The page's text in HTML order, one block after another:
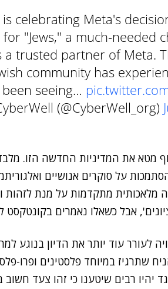
is celebrating Meta's
"Jews," a much-needed
trusted partner of Meta.
community has
seeing…
מטא את המדיניות החדשה הזו.
על סוקרים אנושיים
מלאכותית מתקדמות על מנת לזהות
אבל כשאלו נאמרים בקונטקסט
לעורר עוד יותר את הדיון בנוגע
שתרגיז במיוחד פלסטינים ופרו-
יהיו רבים שיטענו כי זהו צעד